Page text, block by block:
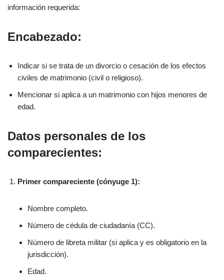
información requerida:
Encabezado:
Indicar si se trata de un divorcio o cesación de los efectos
civiles de matrimonio (civil o religioso).
Mencionar si aplica a un matrimonio con hijos menores de
edad.
Datos personales de los
comparecientes:
Primer compareciente (cónyuge 1):
Nombre completo.
Número de cédula de ciudadanía (CC).
Número de libreta militar (si aplica y es obligatorio en la
jurisdicción).
Edad.